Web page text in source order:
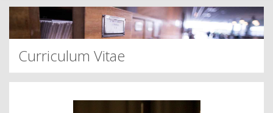
Curriculum Vitae